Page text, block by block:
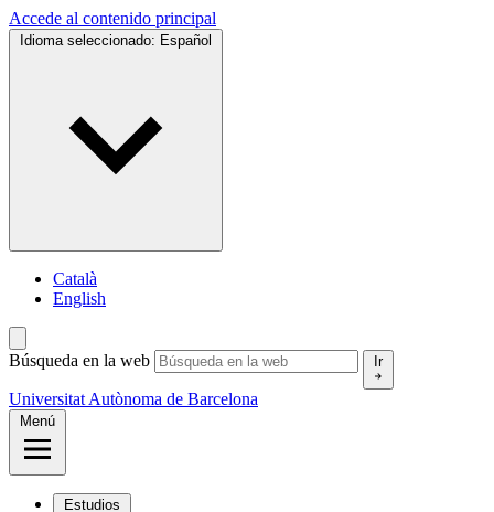
Accede al contenido principal
Idioma seleccionado: Español
Català
English
Búsqueda en la web Ir
Universitat Autònoma de Barcelona
Menú
Estudios